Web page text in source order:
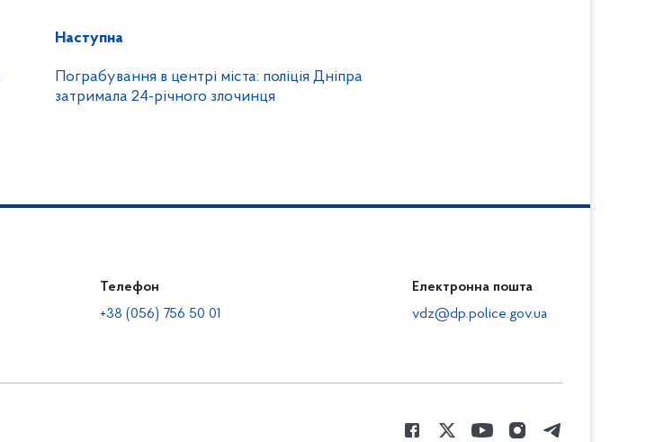
Наступна
Пограбування в центрі міста: поліція Дніпра
затримала 24-річного злочинця
Телефон
+38 (056) 756 50 01
Електронна пошта
vdz@dp.police.gov.ua